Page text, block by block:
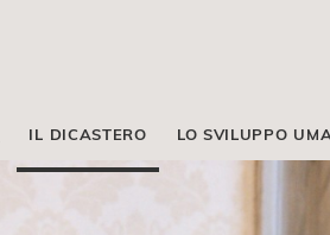
IL DICASTERO LO SVILUPPO